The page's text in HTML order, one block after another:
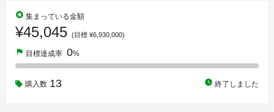
stars 集まっている金額
¥45,045 (目標 ¥6,930,000)
flag 目標達成率 0%
購入数 13 watch_later 終了しました